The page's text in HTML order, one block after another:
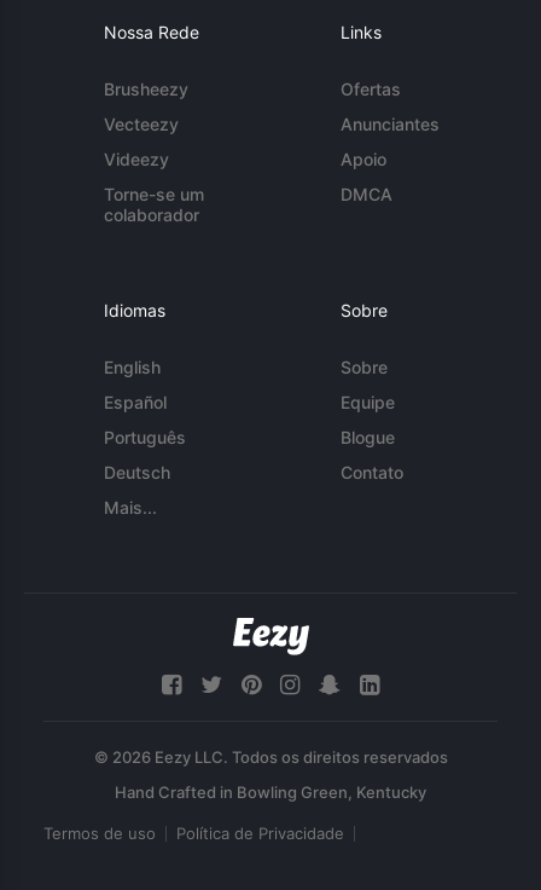
Nossa Rede
Brusheezy
Vecteezy
Videezy
Torne-se um
colaborador
Links
Ofertas
Anunciantes
Apoio
DMCA
Idiomas
English
Español
Português
Deutsch
Mais...
Sobre
Sobre
Equipe
Blogue
Contato
© 2026 Eezy LLC. Todos os direitos reservados
Termos de uso Política de Privacidade